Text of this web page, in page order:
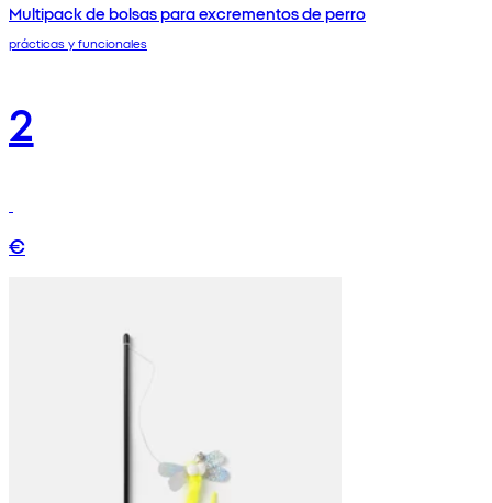
Multipack de bolsas para excrementos de perro
prácticas y funcionales
2
€